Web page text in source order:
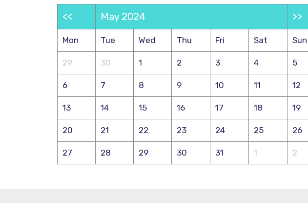
<< May 2024 >>
Mon Tue Wed Thu Fri Sat Sun
29 30 1 2 3 4 5
6 7 8 9 10 11 12
13 14 15 16 17 18 19
20 21 22 23 24 25 26
27 28 29 30 31 1 2